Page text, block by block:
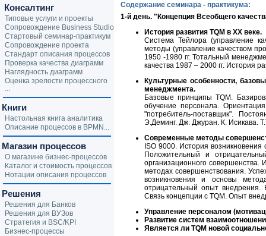
Содержание семинара - практикума:
1-й день. "Концепция Всеобщего
История развития TQM в ХХ веке.
Система Тейлора (управление
методы (управление качеством
1950 -1980 гг. Тотальный
качества 1987 – 2000 гг. История
Культурные особенности,
менеджмента.
Базовые принципы TQM.
обучение персонала.
"потребитель-поставщик".
Э.Деминг. Дж. Джуран. К. Исикава.
Современные методы
ISO 9000. История
Положительный и
организационного
методах совершенствования.
возникновения и основы
отрицательный опыт внедрения.
Связь концепции с TQM. Опыт
Управление персоналом
Развитие систем
Является ли TQM новой
Консалтинг
Типовые услуги и проекты
Сопровождение Business Studio
Стартовый семинар-практикум
Сопровождение проекта
Стандарт описания процессов
Проверка качества диаграмм
Наглядность диаграмм
Оценка зрелости процессного
...
Книги
Настольная книга аналитика
Описание процессов в BPMN...
Магазин процессов
О магазине бизнес-процессов
Каталог и стоимость процессов
Нотации описания процессов
Решения
Решения для Банков
Решения для ВУЗов
Стратегия и BSC/KPI
Бизнес-процессы